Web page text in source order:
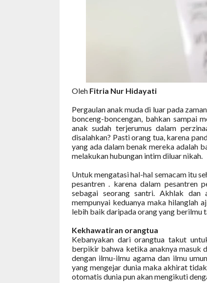
Oleh Fitria Nur Hidayati
Pergaulan anak muda di luar pada
bonceng-boncengan, bahkan sampai
anak sudah terjerumus dalam
disalahkan? Pasti orang tua, karena
yang ada dalam benak mereka adalah
melakukan hubungan intim diluar nikah.
Untuk mengatasi hal-hal semacam itu
pesantren . karena dalam pesantren
sebagai seorang santri. Akhlak dan
mempunyai keduanya maka hilanglah
lebih baik daripada orang yang berilmu
Kekhawatiran orangtua
Kebanyakan dari orangtua takut
berpikir bahwa ketika anaknya masuk
dengan ilmu-ilmu agama dan ilmu
yang mengejar dunia maka akhirat
otomatis dunia pun akan mengikuti